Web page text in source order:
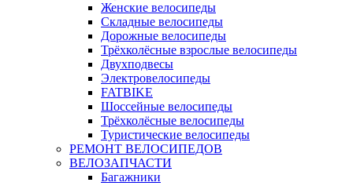
Женские велосипеды
Складные велосипеды
Дорожные велосипеды
Трёхколёсные взрослые велосипеды
Двухподвесы
Электровелосипеды
FATBIKE
Шоссейные велосипеды
Трёхколёсные велосипеды
Туристические велосипеды
РЕМОНТ ВЕЛОСИПЕДОВ
ВЕЛОЗАПЧАСТИ
Багажники